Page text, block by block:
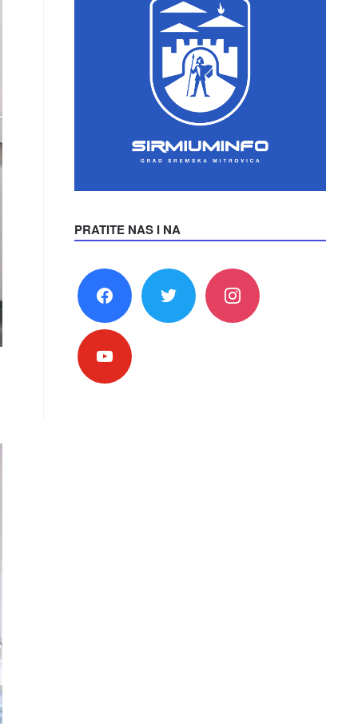
PRATITE NAS I NA
facebook twitter instagram
youtube